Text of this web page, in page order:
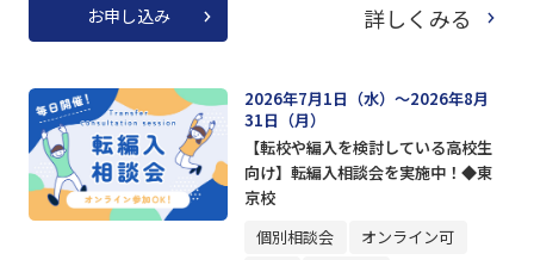
お申し込み 詳しくみる
2026年7月1日（水）～2026年8月
31日（月）
【転校や編入を検討している高校生
向け】転編入相談会を実施中！◆東
京校
個別相談会
オンライン可